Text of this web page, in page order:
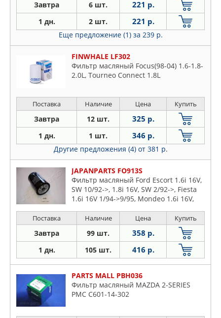
Завтра 6 шт. 221 р.
1 дн. 2 шт. 221 р.
Еще предложение (1) за 239 р.
FINWHALE LF302
Фильтр масляный Focus(98-04) 1.6-1.8-
2.0L, Tourneo Connect 1.8L
Поставка Наличие Цена Купить
Завтра 12 шт. 325 р.
1 дн. 1 шт. 346 р.
Другие предложения (4) от 381 р.
JAPANPARTS FO913S
Фильтр масляный Ford Escort 1.6i 16V,
SW 10/92->, 1.8i 16V, SW 2/92->, Fiesta
1.6i 16V 1/94->9/95, Mondeo 1.6i 16V,
Поставка Наличие Цена Купить
Завтра 99 шт. 358 р.
1 дн. 105 шт. 416 р.
PARTS MALL PBH036
Фильтр масляный MAZDA 2-SERIES
PMC C601-14-302